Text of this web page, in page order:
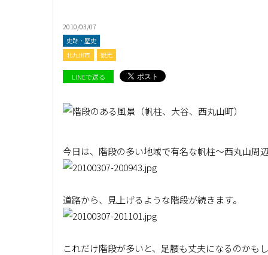
2010/03/07
史跡・歴史
北九州市
観光
LINEで送る
今日は、階段の多い地域で有名な帆柱～西丸山周
道路から、見上げるような階段が続きます。
これだけ階段が多いと、足腰も丈夫になるのかもし